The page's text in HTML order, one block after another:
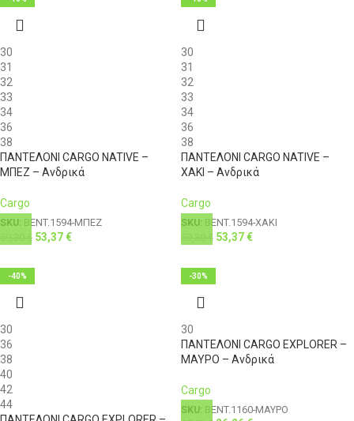
30
31
32
33
34
36
38
ΠΑΝΤΕΛΟΝΙ CARGO NATIVE –
ΜΠΕΖ – Ανδρικά
Cargo
SKU: BENT.1594-ΜΠΕΖ
€ 53,37€
30
31
32
33
34
36
38
ΠΑΝΤΕΛΟΝΙ CARGO NATIVE –
ΧΑΚΙ – Ανδρικά
Cargo
SKU: BENT.1594-ΧΑΚΙ
€ 53,37€
-40%
30
36
38
40
42
44
-30%
30
ΠΑΝΤΕΛΟΝΙ CARGO EXPLORER –
ΜΑΥΡΟ – Ανδρικά
Cargo
SKU: BENT.1160-ΜΑΥΡΟ